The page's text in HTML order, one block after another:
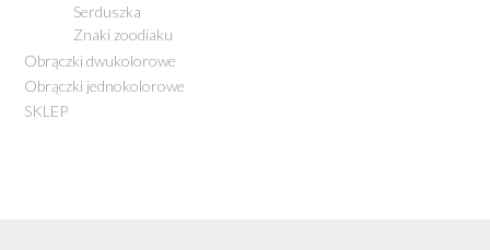
Serduszka
Znaki zoodiaku
Obrączki dwukolorowe
Obrączki jednokolorowe
SKLEP